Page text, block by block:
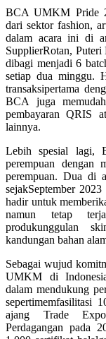
BCA UMKM Pride
dari sektor fashion,
dalam acara ini di
SupplierRotan,
dibagi menjadi 6
setiap dua minggu.
transaksipertama
BCA juga
pembayaran QRIS
lainnya.
Lebih spesial lagi,
perempuan dengan
perempuan. Dua di
sejakSeptember
hadir untuk
namun tetap
produkunggulan
kandungan bahan
Sebagai wujud
UMKM di
dalam mendukung
sepertimemfasilitasi
ajang Trade Expo
Perdagangan pada